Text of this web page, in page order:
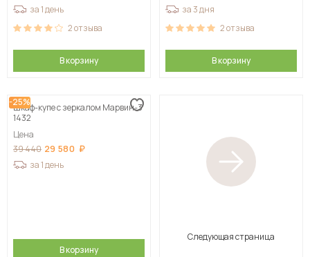
за 1 день
2отзыва
В корзину
за 3 дня
2отзыва
В корзину
-25%
Шкаф-купе с зеркалом Марвин-3
1432
Цена
39 440 29 580
за 1 день
В корзину
Следующая страница